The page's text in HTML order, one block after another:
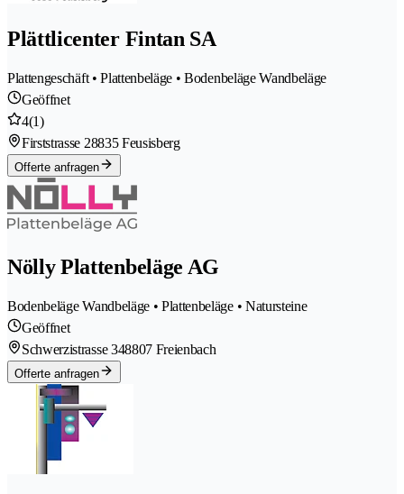
Plättlicenter Fintan SA
Plattengeschäft • Plattenbeläge • Bodenbeläge Wandbeläge
Geöffnet
4(1)
Firststrasse 28835 Feusisberg
Offerte anfragen
Nölly Plattenbeläge AG
Bodenbeläge Wandbeläge • Plattenbeläge • Natursteine
Geöffnet
Schwerzistrasse 348807 Freienbach
Offerte anfragen